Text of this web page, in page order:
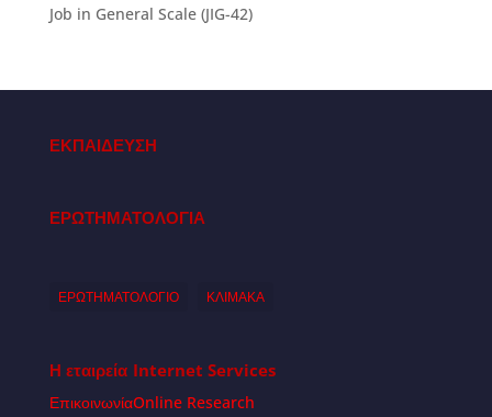
Job in General Scale (JIG-42)
ΕΚΠΑΙΔΕΥΣΗ
ΕΡΩΤΗΜΑΤΟΛΟΓΙΑ
ΕΡΩΤΗΜΑΤΟΛΟΓΙΟ ΚΛΙΜΑΚΑ
Η εταιρεία
Επικοινωνία
Internet Services
Online Research